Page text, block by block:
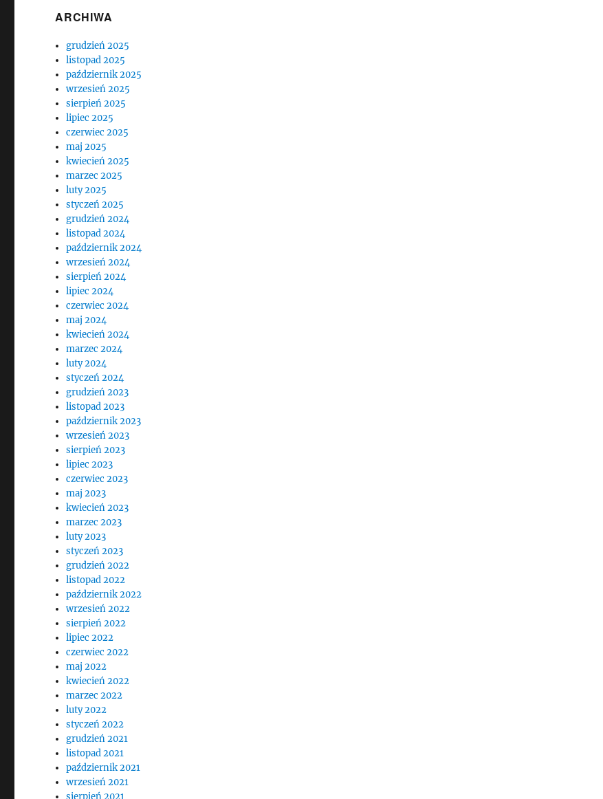
ARCHIWA
grudzień 2025
listopad 2025
październik 2025
wrzesień 2025
sierpień 2025
lipiec 2025
czerwiec 2025
maj 2025
kwiecień 2025
marzec 2025
luty 2025
styczeń 2025
grudzień 2024
listopad 2024
październik 2024
wrzesień 2024
sierpień 2024
lipiec 2024
czerwiec 2024
maj 2024
kwiecień 2024
marzec 2024
luty 2024
styczeń 2024
grudzień 2023
listopad 2023
październik 2023
wrzesień 2023
sierpień 2023
lipiec 2023
czerwiec 2023
maj 2023
kwiecień 2023
marzec 2023
luty 2023
styczeń 2023
grudzień 2022
listopad 2022
październik 2022
wrzesień 2022
sierpień 2022
lipiec 2022
czerwiec 2022
maj 2022
kwiecień 2022
marzec 2022
luty 2022
styczeń 2022
grudzień 2021
listopad 2021
październik 2021
wrzesień 2021
sierpień 2021